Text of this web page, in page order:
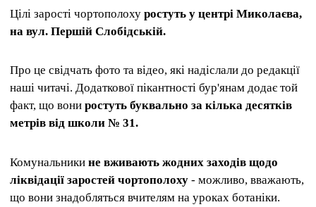
Цілі зарості чортополоху ростуть у центрі Миколаєва,
на вул. Першій Слобідській.
Про це свідчать фото та відео, які надіслали до редакції
наші читачі. Додаткової пікантності бур'янам додає той
факт, що вони ростуть буквально за кілька десятків
метрів від школи № 31.
Комунальники не вживають жодних заходів щодо
ліквідації заростей чортополоху - можливо, вважають,
що вони знадобляться вчителям на уроках ботаніки.